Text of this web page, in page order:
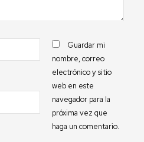
Guardar mi
nombre, correo
electrónico y sitio
web en este
navegador para la
próxima vez que
haga un comentario.